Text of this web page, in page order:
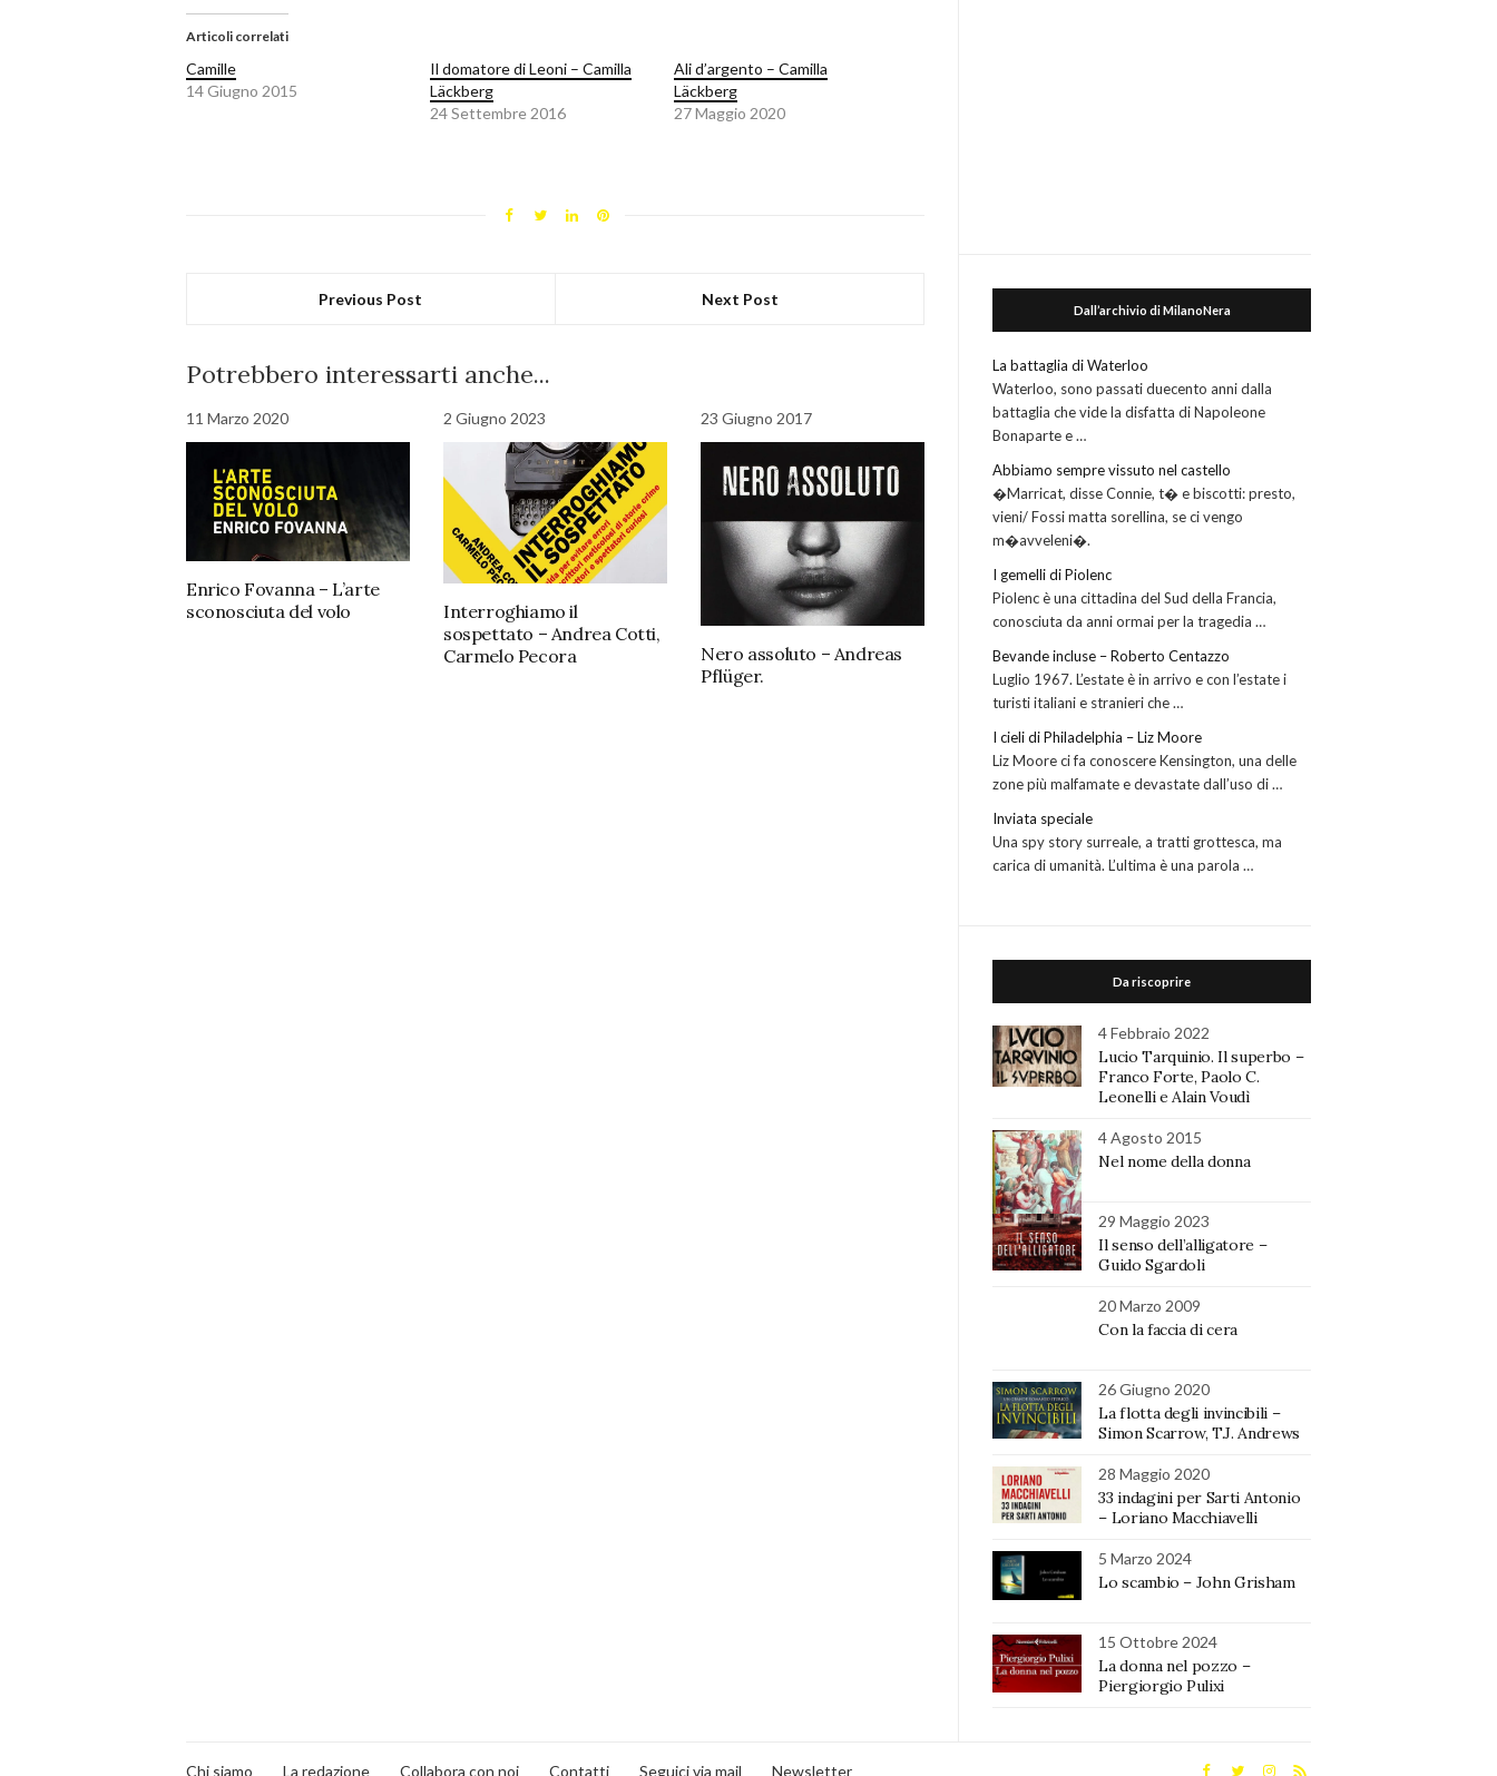
Articoli correlati
Camille
14 Giugno 2015
Il domatore di Leoni – Camilla
Läckberg
24 Settembre 2016
Ali d’argento – Camilla
Läckberg
27 Maggio 2020
Previous Post Next Post
Potrebbero interessarti anche...
11 Marzo 2020
Enrico Fovanna – L’arte
sconosciuta del volo
2 Giugno 2023
Interroghiamo il
sospettato – Andrea Cotti,
Carmelo Pecora
23 Giugno 2017
Nero assoluto – Andreas
Pflüger.
Dall’archivio di MilanoNera
La battaglia di Waterloo
Waterloo, sono passati duecento anni dalla
battaglia che vide la disfatta di Napoleone
Bonaparte e …
Abbiamo sempre vissuto nel castello
�Marricat, disse Connie, t� e biscotti: presto,
vieni/ Fossi matta sorellina, se ci vengo
m�avveleni�.
I gemelli di Piolenc
Piolenc è una cittadina del Sud della Francia,
conosciuta da anni ormai per la tragedia …
Bevande incluse – Roberto Centazzo
Luglio 1967. L’estate è in arrivo e con l’estate i
turisti italiani e stranieri che …
I cieli di Philadelphia – Liz Moore
Liz Moore ci fa conoscere Kensington, una delle
zone più malfamate e devastate dall’uso di …
Inviata speciale
Una spy story surreale, a tratti grottesca, ma
carica di umanità. L’ultima è una parola …
Da riscoprire
4 Febbraio 2022
Lucio Tarquinio. Il superbo –
Franco Forte, Paolo C.
Leonelli e Alain Voudì
4 Agosto 2015
Nel nome della donna
29 Maggio 2023
Il senso dell’alligatore –
Guido Sgardoli
20 Marzo 2009
Con la faccia di cera
26 Giugno 2020
La flotta degli invincibili –
Simon Scarrow, T.J. Andrews
28 Maggio 2020
33 indagini per Sarti Antonio
– Loriano Macchiavelli
5 Marzo 2024
Lo scambio – John Grisham
15 Ottobre 2024
La donna nel pozzo –
Piergiorgio Pulixi
Chi siamo La redazione Collabora con noi Contatti Seguici via mail Newsletter